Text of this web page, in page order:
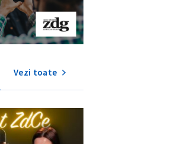
Vezi toate